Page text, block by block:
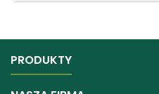
PRODUKTY